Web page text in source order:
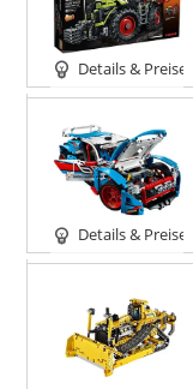
Details & Preise
Details & Preise